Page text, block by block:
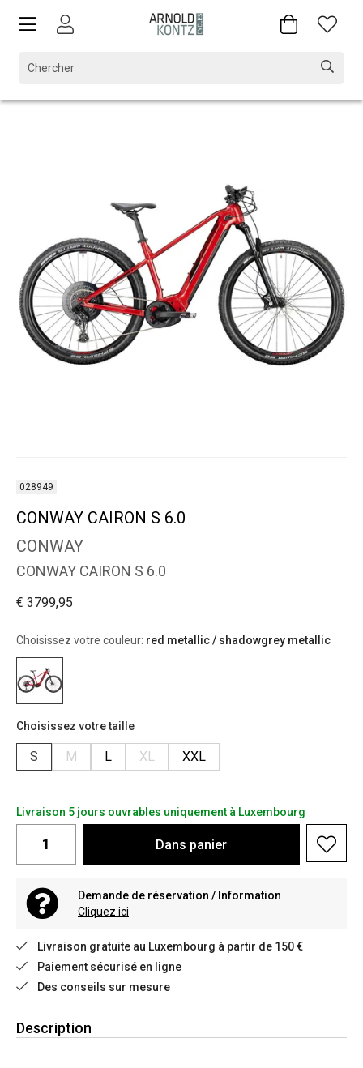
028949
CONWAY CAIRON S 6.0
CONWAY
CONWAY CAIRON S 6.0
€ 3799,95
Choisissez votre couleur: red metallic / shadowgrey metallic
Choisissez votre taille
S M L XL XXL
Livraison 5 jours ouvrables uniquement à Luxembourg
Dans panier
Demande de réservation / Information
Cliquez ici
Livraison gratuite au Luxembourg à partir de 150 €
Paiement sécurisé en ligne
Des conseils sur mesure
Description